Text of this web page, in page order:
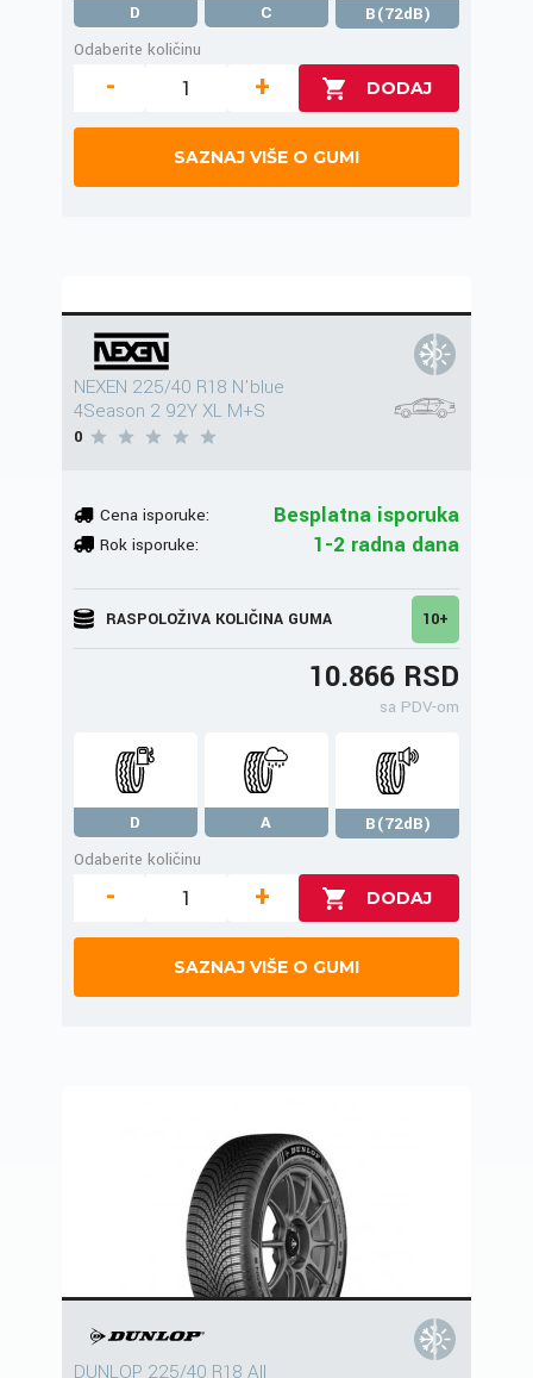
D C
B(72dB)
Odaberite količinu
- +
SAZNAJ VIŠE O GUMI
NEXEN 225/40 R18 N'blue
4Season 2 92Y XL M+S
0
Cena isporuke: Besplatna isporuka
Rok isporuke: 1-2 radna dana
RASPOLOŽIVA KOLIČINA GUMA 10+
10.866 RSD
sa PDV-om
D A
B(72dB)
Odaberite količinu
- +
SAZNAJ VIŠE O GUMI
DUNLOP 225/40 R18 All